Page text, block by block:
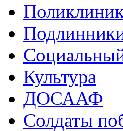
Культура
ДОСААФ
Солдаты